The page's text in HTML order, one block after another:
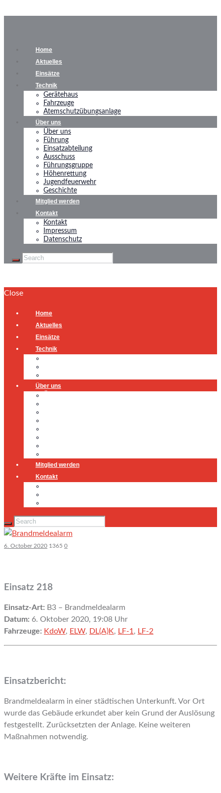
Home
Aktuelles
Einsätze
Technik
Gerätehaus
Fahrzeuge
Atemschutzübungsanlage
Über uns
Über uns
Führung
Einsatzabteilung
Ausschuss
Führungsgruppe
Höhenrettung
Jugendfeuerwehr
Geschichte
Mitglied werden
Kontakt
Kontakt
Impressum
Datenschutz
Close
Home
Aktuelles
Einsätze
Technik
Über uns
Mitglied werden
Kontakt
6. October 2020 1365 0
Einsatz 218
Einsatz-Art: B3 – Brandmeldealarm
Datum: 6. Oktober 2020, 19:08 Uhr
Fahrzeuge: KdoW, ELW, DL(A)K, LF-1, LF-2
Einsatzbericht:
Brandmeldealarm in einer städtischen Unterkunft. Vor Ort
wurde das Gebäude erkundet aber kein Grund der Auslösung
festgestellt. Zurücksetzten der Anlage. Keine weiteren
Maßnahmen notwendig.
Weitere Kräfte im Einsatz: